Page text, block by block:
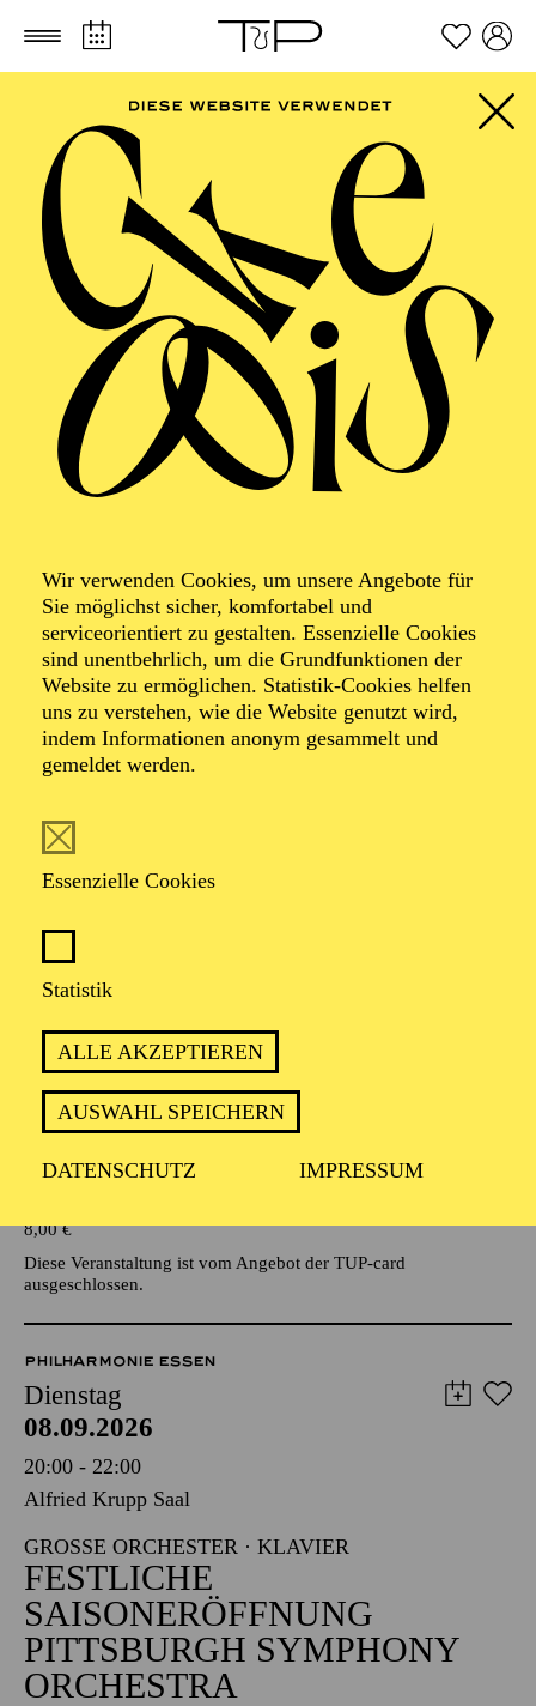
Zum Hauptinhalt springen Zum Footer springen
Wir verwenden Cookies, um unsere Angebote für
Sie möglichst sicher, komfortabel und
serviceorientiert zu gestalten. Essenzielle Cookies
sind unentbehrlich, um die Grundfunktionen der
Website zu ermöglichen. Statistik-Cookies helfen
uns zu verstehen, wie die Website genutzt wird,
indem Informationen anonym gesammelt und
gemeldet werden.
Essenzielle Cookies
Statistik
ALLE AKZEPTIEREN
AUSWAHL SPEICHERN
DATENSCHUTZ IMPRESSUM
FILTER
SEPTEMBER 2026
PHILHARMONIE ESSEN
Freitag
04.09.2026
20:00 - 23:00
Alfried Krupp Saal
Veranstalter: Theater-, Konzert- u. Gastspieldirektion OTTO
HOFNER GMBH
TICKETS
55,20 52,70€
Die Veranstaltung ist vom Angebot der TUPcard ausgeschlossen.
Samstag
05.09.2026
Grillo-Theater
BLICK AUF DEN IRAN –
STIMMEN ZUR AKTUELLEN
LAGE
Veranstalter: Eine Kooperationsveranstaltung mit der Stadt
Essen
8,00€
Diese Veranstaltung ist vom Angebot der TUP-card
ausgeschlossen.
PHILHARMONIE ESSEN
Dienstag
08.09.2026
20:00 - 22:00
Alfried Krupp Saal
GROSSE ORCHESTER · KLAVIER
FESTLICHE
SAISONERÖFFNUNG
PITTSBURGH SYMPHONY
ORCHESTRA